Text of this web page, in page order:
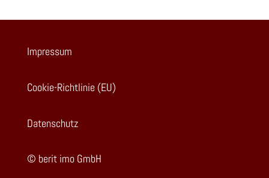
Impressum
Cookie-Richtlinie (EU)
Datenschutz
© berit imo GmbH